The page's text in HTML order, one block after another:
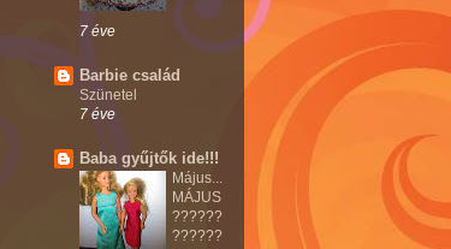
7 éve
Barbie család
Szünetel
7 éve
Baba gyűjtők ide!!!
Május...
MÁJUS
??????
??????